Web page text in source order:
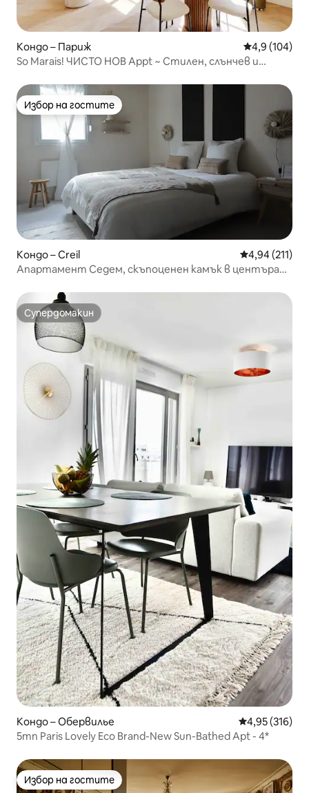
Кондо – Париж Средна
4,9 (104)
So Marais! ЧИСТО НОВ Appt ~ Стилен, слънчев и
Избор на гостите
Избор на гостите
Кондо – Creil Средна
4,94 (211)
Апартамент Седем, скъпоценен камък в центъра
Супердомакин
Супердомакин
Кондо – Обервилье Средна
4,95 (316)
5mn Paris Lovely Eco Brand-New Sun-Bathed Apt - 4*
Избор на гостите
Избор на гостите